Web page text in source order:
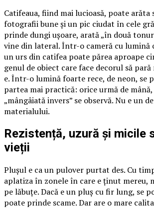
Catifeaua, fiind mai lucioasă, poate arăta
fotografii bune și un pic ciudat în cele
prinde dungi ușoare, arată „în două
vine din lateral. Într-o cameră cu lumină
un urs din catifea poate părea aproape
genul de obiect care face decorul să
e. Într-o lumină foarte rece, de neon, se
partea mai practică: orice urmă de
„mângâiată invers” se observă. Nu e un
materialului.
Rezistență, uzură și micile
vieții
Plușul e ca un pulover purtat des. Cu
aplatiza în zonele în care e ținut mereu,
pe lăbuțe. Dacă e un pluș cu fir lung, se
poate prinde scame. Dar are o mare